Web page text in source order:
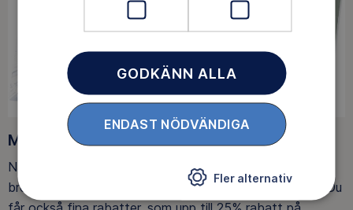
Medlemsförmåner
När du blir medlem får du Magasin Friluftsliv i din
brevlåda, med tips, tester och inspirerande reportage. Du
GODKÄNN ALLA
ENDAST NÖDVÄNDIGA
Fler alternativ